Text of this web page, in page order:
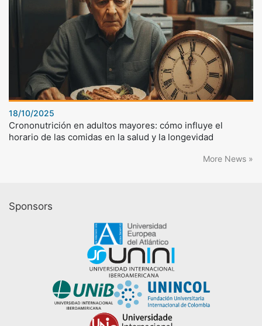
18/10/2025
Crononutrición en adultos mayores: cómo influye el
horario de las comidas en la salud y la longevidad
More News »
Sponsors